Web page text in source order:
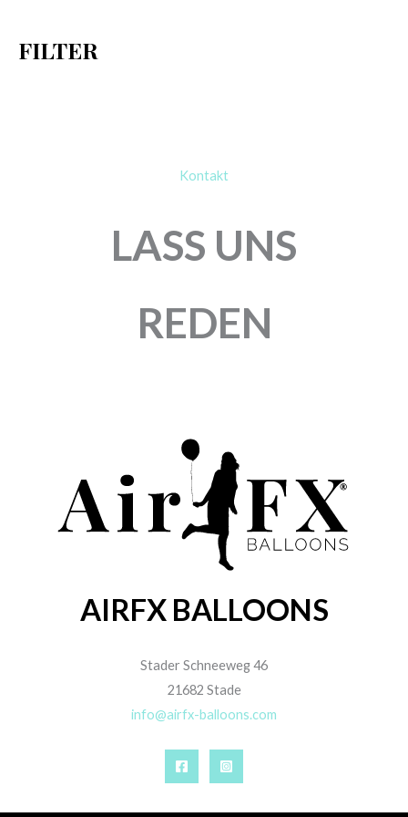
FILTER
Kontakt
LASS UNS
REDEN
AIRFX BALLOONS
Stader Schneeweg 46
21682 Stade
info@airfx-balloons.com